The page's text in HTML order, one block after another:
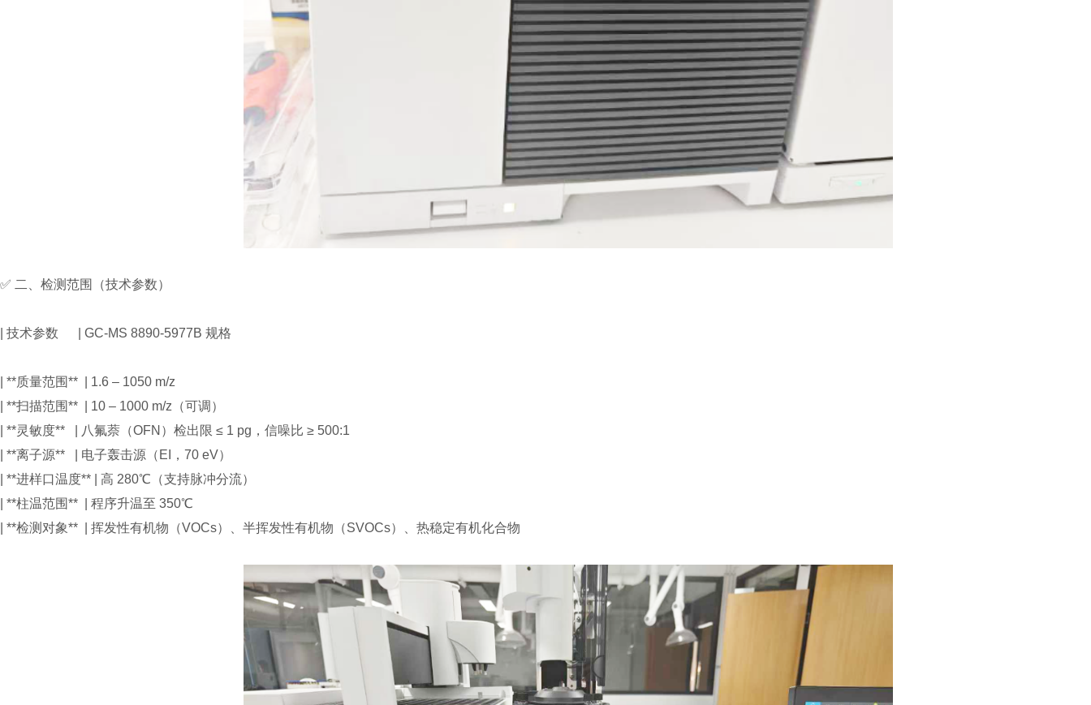
✅ 二、检测范围（技术参数）
| 技术参数 | GC-MS 8890-5977B 规格
| **质量范围** | 1.6 – 1050 m/z
| **扫描范围** | 10 – 1000 m/z（可调）
| **灵敏度** | 八氟萘（OFN）检出限 ≤ 1 pg，信噪比 ≥ 500:1
| **离子源** | 电子轰击源（EI，70 eV）
| **进样口温度** | 高 280℃（支持脉冲分流）
| **柱温范围** | 程序升温至 350℃
| **检测对象** | 挥发性有机物（VOCs）、半挥发性有机物（SVOCs）、热稳定有机化合物